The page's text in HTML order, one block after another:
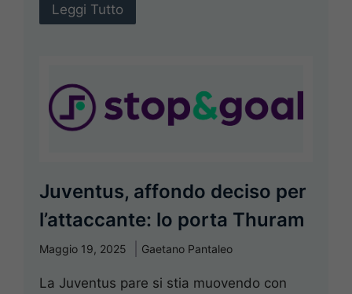
Leggi Tutto
Juventus, affondo deciso per
l’attaccante: lo porta Thuram
Maggio 19, 2025 Gaetano Pantaleo
La Juventus pare si stia muovendo con